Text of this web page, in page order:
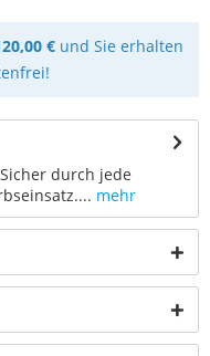
€ und Sie erhalten
durch jede
mehr